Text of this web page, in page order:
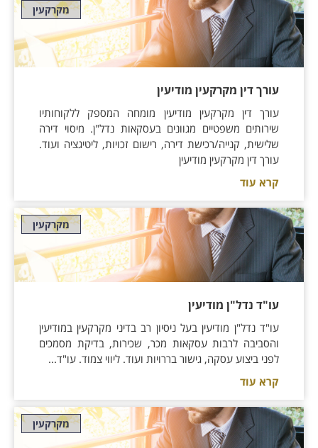
מקרקעין
עורך דין מקרקעין מודיעין
עורך דין מקרקעין מודיעין מומחה המספק ללקוחותיו
שירותים משפטיים מגוונים בעסקאות נדל"ן. מיסוי דירה
שלישית, קנייה/רכישת דירה, רישום זכויות, ליטיגציה ועוד.
עורך דין מקרקעין מודיעין
קרא עוד
מקרקעין
עו"ד נדל"ן מודיעין
עו"ד נדל"ן מודיעין בעל ניסיון רב בדיני מקרקעין במודיעין
והסביבה לרבות עסקאות מכר, שכירות, בדיקת מסמכים
לפני ביצוע עסקה, גישור בררויות ועוד. ליווי צמוד. עו"ד...
קרא עוד
מקרקעין